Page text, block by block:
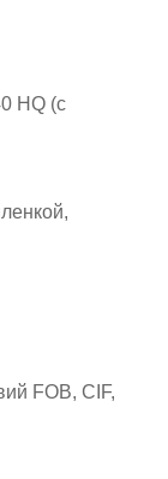
HQ (с
FOB, CIF,